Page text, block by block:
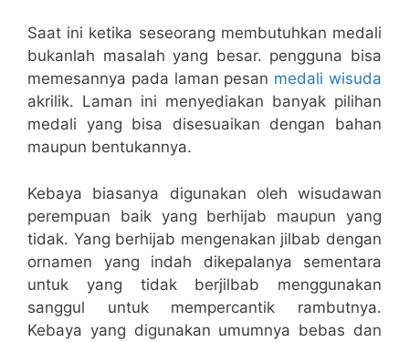
Saat ini ketika seseorang membutuhkan medali
bukanlah masalah yang besar. pengguna bisa
memesannya pada laman pesan medali wisuda
akrilik. Laman ini menyediakan banyak pilihan
medali yang bisa disesuaikan dengan bahan
maupun bentukannya.
Kebaya biasanya digunakan oleh wisudawan
perempuan baik yang berhijab maupun yang
tidak. Yang berhijab mengenakan jilbab dengan
ornamen yang indah dikepalanya sementara
untuk yang tidak berjilbab menggunakan
sanggul untuk mempercantik rambutnya.
Kebaya yang digunakan umumnya bebas dan